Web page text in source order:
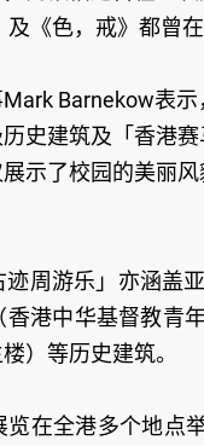
《色，戒》都曾在
Barnekow表
史建筑及「香港
示了校园的美丽
周游乐」亦涵盖
港中华基督教青
）等历史建筑。
在全港多个地点